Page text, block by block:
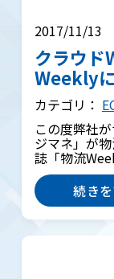
2017/11/13
クラウド
Weekly
カテゴリ：
この度弊社
ジマネ」が
誌「物流
続き